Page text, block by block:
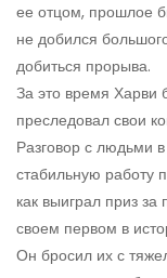
ее отцом, прошлое
не добился
добиться прорыва.
За это время Харви
преследовал свои
Разговор с людьми в
стабильную работу
как выиграл приз
своем первом в
Он бросил их с